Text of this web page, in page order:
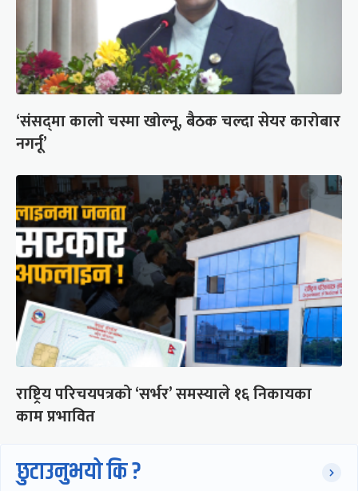
‘संसद्‍मा कालो चस्मा खोल्नू, बैठक चल्दा सेयर कारोबार
नगर्नू’
राष्ट्रिय परिचयपत्रको ‘सर्भर’ समस्याले १६ निकायका
काम प्रभावित
छुटाउनुभयो कि ?